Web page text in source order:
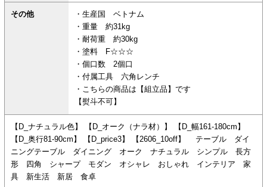
その他
・生産国 ベトナム
・重量 約31kg
・耐荷重 約30kg
・塗料 F☆☆☆
・個口数 2個口
・付属工具 六角レンチ
・こちらの商品は【組立品】です
【熨斗不可】
【D_ナチュラル色】 【D_オーク（ナラ材）】 【D_幅161-180cm】
【D_奥行81-90cm】 【D_price3】 【2606_10off】 テーブル ダイ
ニングテーブル ダイニング オーク ナチュラル シンプル 長方
形 四角 シャープ モダン オシャレ おしゃれ インテリア 家
具 新生活 新居 食卓